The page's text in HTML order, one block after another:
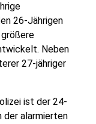
26-Jährigen
Neben
27-jähriger
ist der 24-
alarmierten